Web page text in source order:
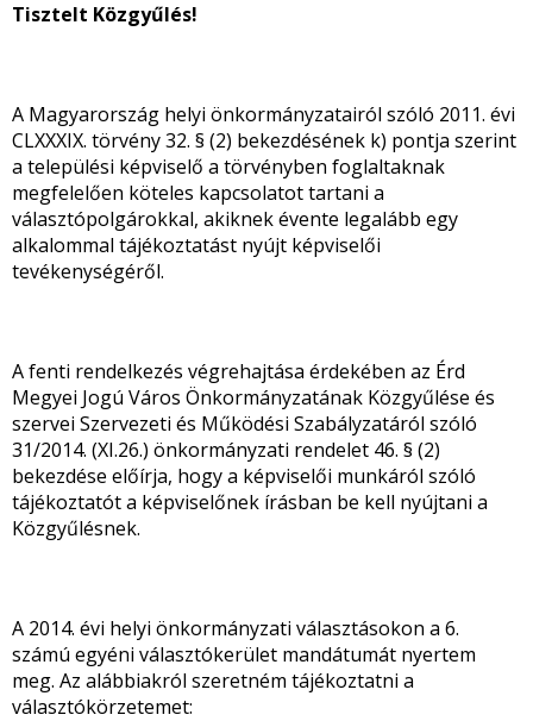
Tisztelt Közgyűlés!
A Magyarország helyi önkormányzatairól szóló 2011. évi
CLXXXIX. törvény 32. § (2) bekezdésének k) pontja szerint
a települési képviselő a törvényben foglaltaknak
megfelelően köteles kapcsolatot tartani a
választópolgárokkal, akiknek évente legalább egy
alkalommal tájékoztatást nyújt képviselői
tevékenységéről.
A fenti rendelkezés végrehajtása érdekében az Érd
Megyei Jogú Város Önkormányzatának Közgyűlése és
szervei Szervezeti és Működési Szabályzatáról szóló
31/2014. (XI.26.) önkormányzati rendelet 46. § (2)
bekezdése előírja, hogy a képviselői munkáról szóló
tájékoztatót a képviselőnek írásban be kell nyújtani a
Közgyűlésnek.
A 2014. évi helyi önkormányzati választásokon a 6.
számú egyéni választókerület mandátumát nyertem
meg. Az alábbiakról szeretném tájékoztatni a
választókörzetemet: